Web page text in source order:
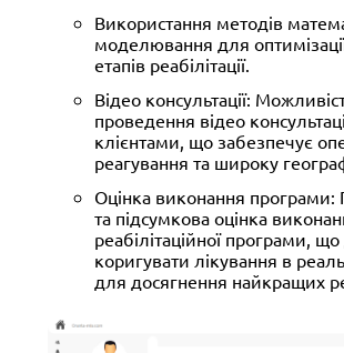
Використання методів
моделювання для
етапів реабілітації.
Відео консультації:
проведення відео
клієнтами, що забезпечує
реагування та широку
Оцінка виконання програми:
та підсумкова оцінка
реабілітаційної програми,
коригувати лікування в
для досягнення найкращих